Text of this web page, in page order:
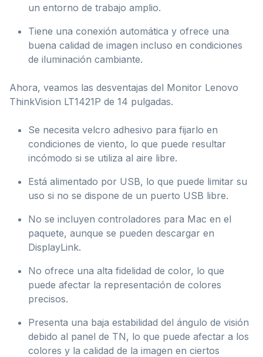
un entorno de trabajo amplio.
Tiene una conexión automática y ofrece una
buena calidad de imagen incluso en condiciones
de iluminación cambiante.
Ahora, veamos las desventajas del Monitor Lenovo
ThinkVision LT1421P de 14 pulgadas.
Se necesita velcro adhesivo para fijarlo en
condiciones de viento, lo que puede resultar
incómodo si se utiliza al aire libre.
Está alimentado por USB, lo que puede limitar su
uso si no se dispone de un puerto USB libre.
No se incluyen controladores para Mac en el
paquete, aunque se pueden descargar en
DisplayLink.
No ofrece una alta fidelidad de color, lo que
puede afectar la representación de colores
precisos.
Presenta una baja estabilidad del ángulo de visión
debido al panel de TN, lo que puede afectar a los
colores y la calidad de la imagen en ciertos